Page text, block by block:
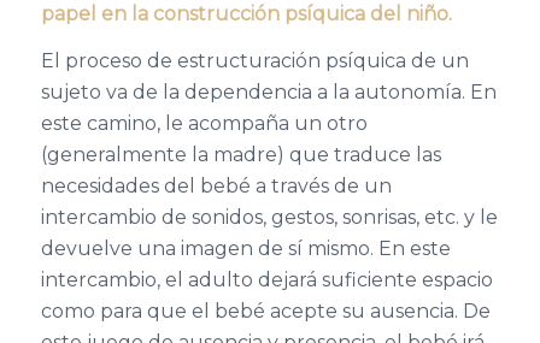
papel en la construcción psíquica del niño.
El proceso de estructuración psíquica de un
sujeto va de la dependencia a la autonomía. En
este camino, le acompaña un otro
(generalmente la madre) que traduce las
necesidades del bebé a través de un
intercambio de sonidos, gestos, sonrisas, etc. y le
devuelve una imagen de sí mismo. En este
intercambio, el adulto dejará suficiente espacio
como para que el bebé acepte su ausencia. De